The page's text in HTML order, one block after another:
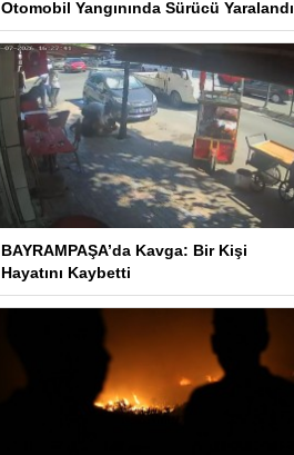
Otomobil Yangınında Sürücü Yaralandı
BAYRAMPAŞA’da Kavga: Bir Kişi
Hayatını Kaybetti